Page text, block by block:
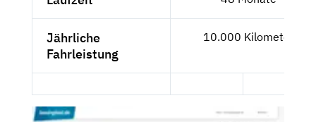
Jährliche
Fahrleistung
10.000 Kilometer